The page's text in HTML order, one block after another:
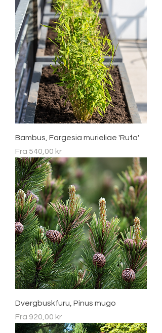
Bambus, Fargesia murieliae 'Rufa'
Fra 540,00 kr
Salgspris
Dvergbuskfuru, Pinus mugo
Fra 920,00 kr
Salgspris